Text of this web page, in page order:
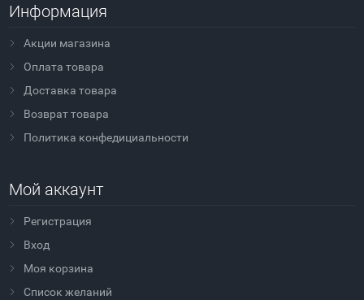
Информация
Акции магазина
Оплата товара
Доставка товара
Возврат товара
Политика конфедициальности
Мой аккаунт
Регистрация
Вход
Моя корзина
Cписок желаний